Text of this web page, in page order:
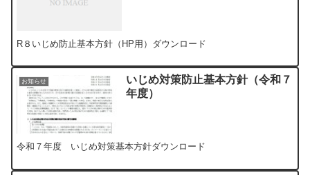
R８いじめ防止基本方針（HP用）ダウンロード
お知らせ
いじめ対策防止基本方針（令和７
年度）
令和７年度 いじめ対策基本方針ダウンロード